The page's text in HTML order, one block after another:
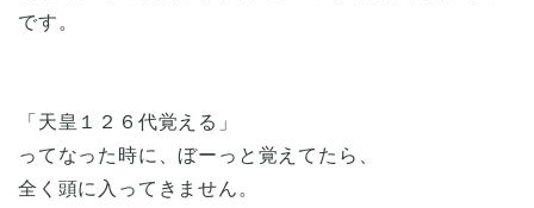
です。
「天皇１２６代覚える」
ってなった時に、ぼーっと覚えてたら、
全く頭に入ってきません。